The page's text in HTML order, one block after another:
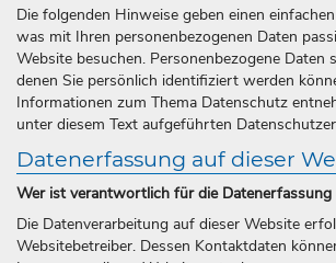
Die folgenden Hinweise geben einen
was mit Ihren personenbezogenen Daten
Website besuchen. Personenbezogene Daten
denen Sie persönlich identifiziert werden
Informationen zum Thema Datenschutz
unter diesem Text aufgeführten
Datenerfassung auf dieser
Wer ist verantwortlich für die Datenerfassung
Die Datenverarbeitung auf dieser Website
Websitebetreiber. Dessen Kontaktdaten